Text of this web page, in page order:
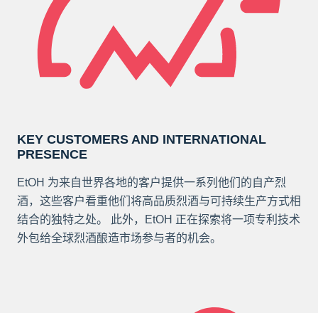
KEY CUSTOMERS AND INTERNATIONAL
PRESENCE
EtOH 为来自世界各地的客户提供一系列他们的自产烈
酒，这些客户看重他们将高品质烈酒与可持续生产方式相
结合的独特之处。 此外，EtOH 正在探索将一项专利技术
外包给全球烈酒酿造市场参与者的机会。